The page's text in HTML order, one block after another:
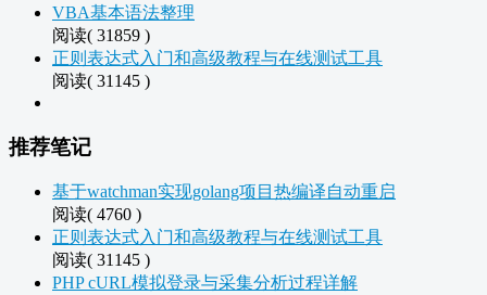
VBA基本语法整理
阅读( 31859 )
正则表达式入门和高级教程与在线测试工具
阅读( 31145 )
推荐笔记
基于watchman实现golang项目热编译自动重启
阅读( 4760 )
正则表达式入门和高级教程与在线测试工具
阅读( 31145 )
PHP cURL模拟登录与采集分析过程详解